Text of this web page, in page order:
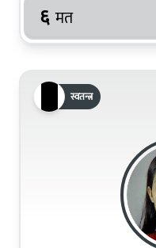
६ मत
स्वतन्त्र